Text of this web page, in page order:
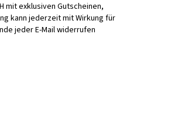
mit exklusiven Gutscheinen,
kann jederzeit mit Wirkung für
jeder E-Mail widerrufen